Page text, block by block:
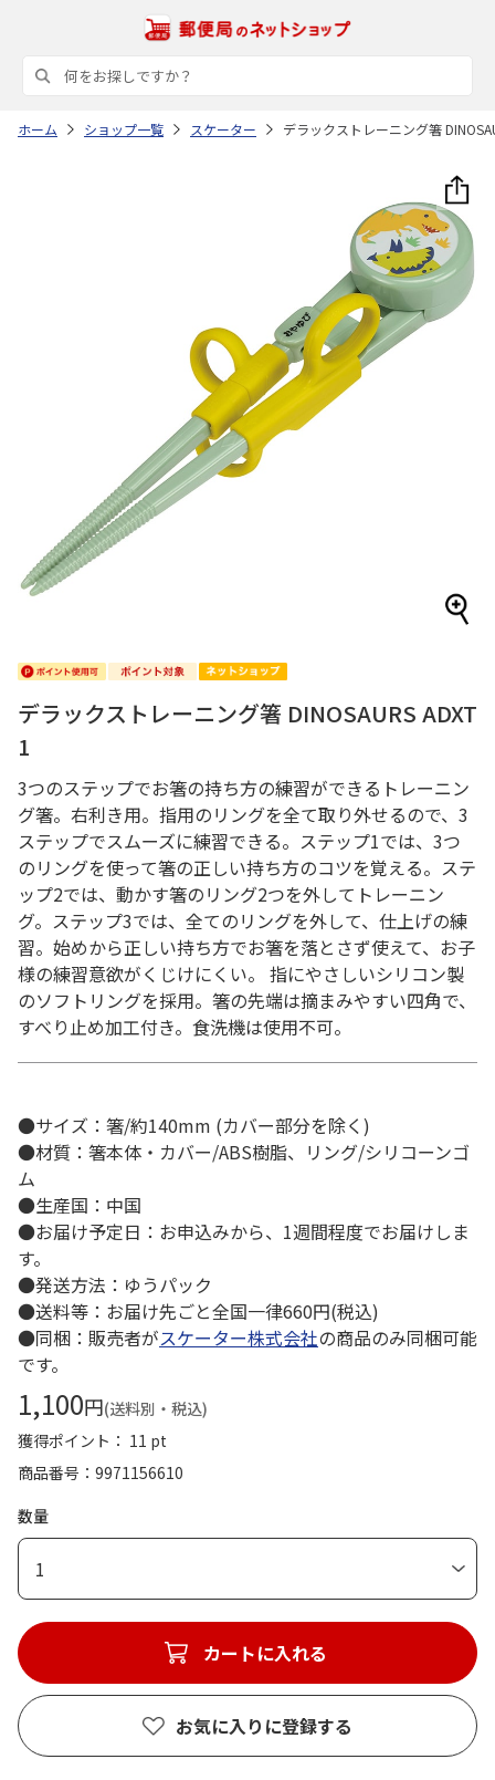
ホーム ショップ一覧 スケーター デラックストレーニング箸
デラックストレーニング箸 DINOSAURS ADXT
1
3つのステップでお箸の持ち方の練習ができるトレーニン
グ箸。右利き用。指用のリングを全て取り外せるので、3
ステップでスムーズに練習できる。ステップ1では、3つ
のリングを使って箸の正しい持ち方のコツを覚える。ステ
ップ2では、動かす箸のリング2つを外してトレーニン
グ。ステップ3では、全てのリングを外して、仕上げの練
習。始めから正しい持ち方でお箸を落とさず使えて、お子
様の練習意欲がくじけにくい。 指にやさしいシリコン製
のソフトリングを採用。箸の先端は摘まみやすい四角で、
すべり止め加工付き。食洗機は使用不可。
●サイズ：箸/約140mm (カバー部分を除く)
●材質：箸本体・カバー/ABS樹脂、リング/シリコーンゴ
ム
●生産国：中国
●お届け予定日：お申込みから、1週間程度でお届けしま
す。
●発送方法：ゆうパック
●送料等：お届け先ごと全国一律660円(税込)
●同梱：販売者がスケーター株式会社の商品のみ同梱可能
です。
1,100円(送料別・税込)
獲得ポイント： 11 pt
商品番号
9971156610
数量
1
カートに入れる
お気に入りに登録する